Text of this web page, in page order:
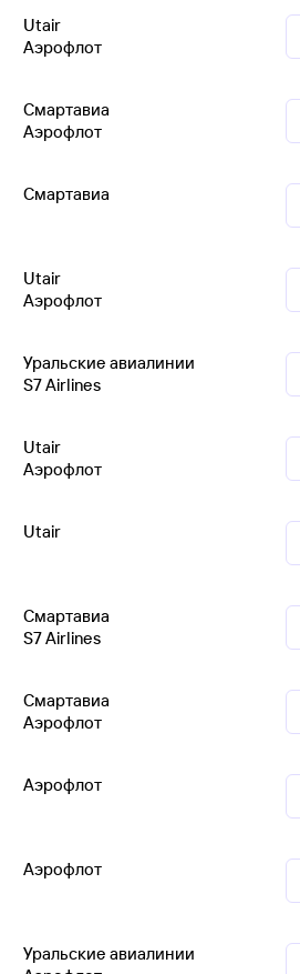
Utair
Аэрофлот
Смартавиа
Аэрофлот
Смартавиа
Utair
Аэрофлот
Уральские авиалинии
S7 Airlines
Utair
Аэрофлот
Utair
Смартавиа
S7 Airlines
Смартавиа
Аэрофлот
Аэрофлот
Аэрофлот
Уральские авиалинии